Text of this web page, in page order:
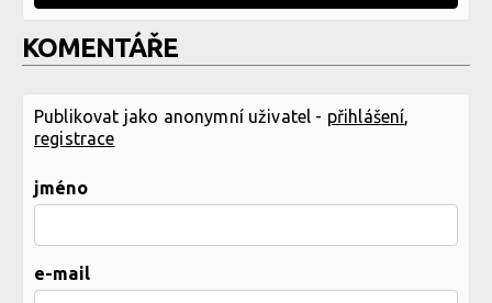
KOMENTÁŘE
Publikovat jako anonymní uživatel - přihlášení,
registrace
jméno
e-mail